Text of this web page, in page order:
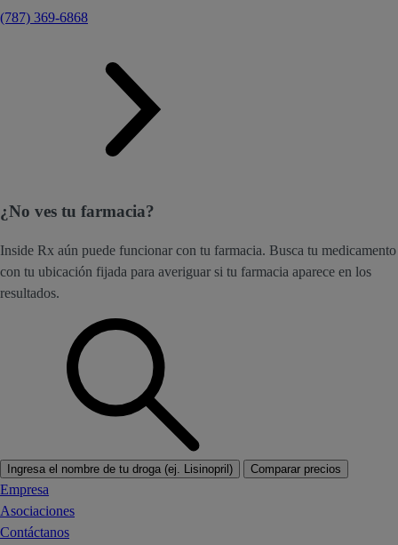
(787) 369-6868
¿No ves tu farmacia?
Inside Rx aún puede funcionar con tu farmacia. Busca tu medicamento
con tu ubicación fijada para averiguar si tu farmacia aparece en los
resultados.
Ingresa el nombre de tu droga (ej. Lisinopril) Comparar precios
Empresa
Asociaciones
Contáctanos